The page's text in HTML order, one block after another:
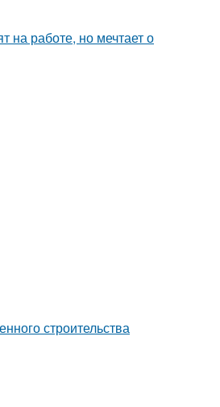
на работе, но мечтает о
строительства